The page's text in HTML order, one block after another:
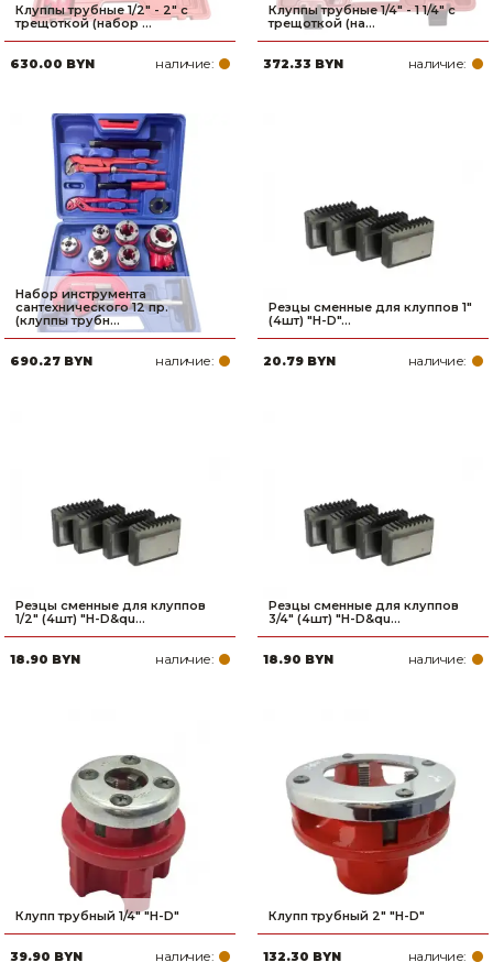
Клуппы трубные 1/2" - 2" с
трещоткой (набор ...
630.00 BYN наличие:
Клуппы трубные 1/4" - 1 1/4" с
трещоткой (на...
372.33 BYN наличие:
Набор инструмента
сантехнического 12 пр.
(клуппы трубн...
690.27 BYN наличие:
Резцы сменные для клуппов 1"
(4шт) "H-D"...
20.79 BYN наличие:
Резцы сменные для клуппов
1/2" (4шт) "H-D&qu...
18.90 BYN наличие:
Резцы сменные для клуппов
3/4" (4шт) "H-D&qu...
18.90 BYN наличие:
Клупп трубный 1/4" "H-D"
39.90 BYN наличие:
Клупп трубный 2" "H-D"
132.30 BYN наличие: